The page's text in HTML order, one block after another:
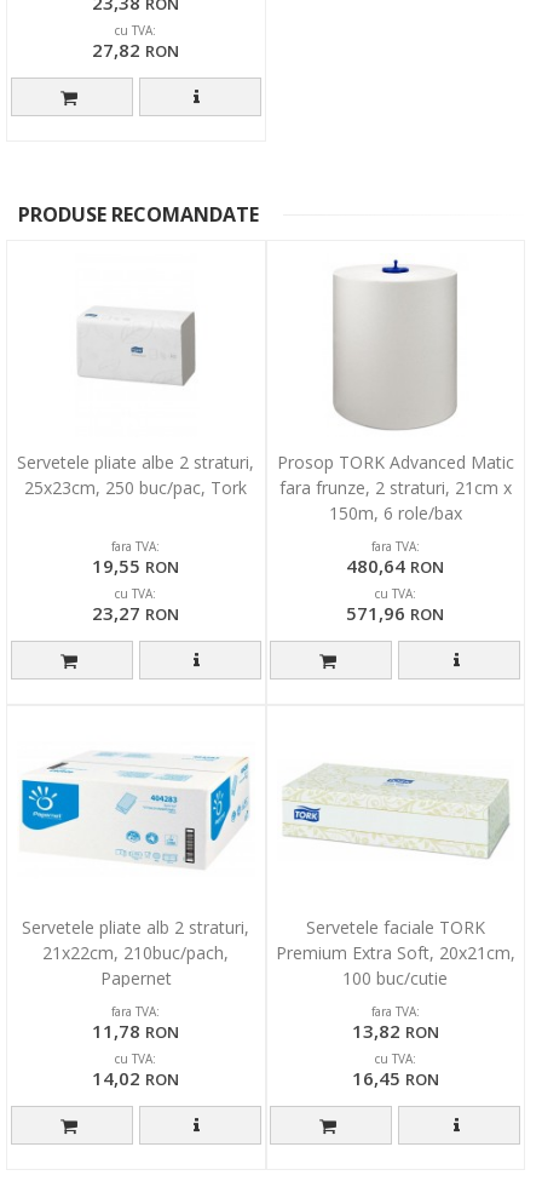
cu TVA:
27,82 RON
PRODUSE RECOMANDATE
Servetele pliate albe 2 straturi,
25x23cm, 250 buc/pac, Tork
fara TVA:
19,55 RON
cu TVA:
23,27 RON
Prosop TORK Advanced Matic
fara frunze, 2 straturi, 21cm x
150m, 6 role/bax
fara TVA:
480,64 RON
cu TVA:
571,96 RON
Servetele pliate alb 2 straturi,
21x22cm, 210buc/pach,
Papernet
fara TVA:
11,78 RON
cu TVA:
14,02 RON
Servetele faciale TORK
Premium Extra Soft, 20x21cm,
100 buc/cutie
fara TVA:
13,82 RON
cu TVA:
16,45 RON